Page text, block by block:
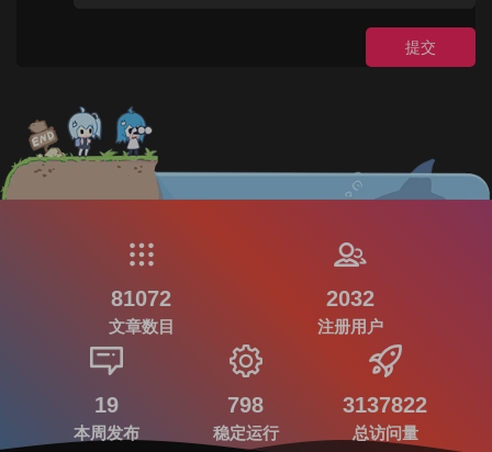
提交
81072
文章数目
2032
注册用户
19
本周发布
798
稳定运行
3137822
总访问量